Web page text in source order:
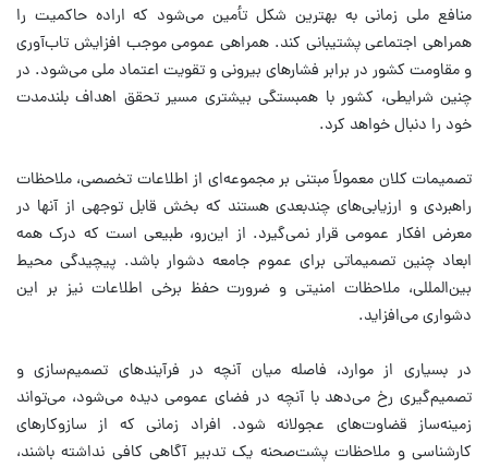
منافع ملی زمانی به بهترین شکل تأمین می‌شود که اراده حاکمیت را
همراهی اجتماعی پشتیبانی کند. همراهی عمومی موجب افزایش تاب‌آوری
و مقاومت کشور در برابر فشارهای بیرونی و تقویت اعتماد ملی می‌شود. در
چنین شرایطی، کشور با همبستگی بیشتری مسیر تحقق اهداف بلندمدت
خود را دنبال خواهد کرد.
تصمیمات کلان معمولاً مبتنی بر مجموعه‌ای از اطلاعات تخصصی، ملاحظات
راهبردی و ارزیابی‌های چندبعدی هستند که بخش قابل توجهی از آنها در
معرض افکار عمومی قرار نمی‌گیرد. از این‌رو، طبیعی است که درک همه
ابعاد چنین تصمیماتی برای عموم جامعه دشوار باشد. پیچیدگی محیط
بین‌المللی، ملاحظات امنیتی و ضرورت حفظ برخی اطلاعات نیز بر این
دشواری می‌افزاید.
در بسیاری از موارد، فاصله میان آنچه در فرآیندهای تصمیم‌سازی و
تصمیم‌گیری رخ می‌دهد با آنچه در فضای عمومی دیده می‌شود، می‌تواند
زمینه‌ساز قضاوت‌های عجولانه شود. افراد زمانی که از سازوکارهای
کارشناسی و ملاحظات پشت‌صحنه یک تدبیر آگاهی کافی نداشته باشند،